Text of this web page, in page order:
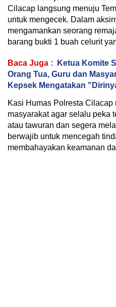
Cilacap langsung menuju
untuk mengecek. Dalam
mengamankan seorang
barang bukti 1 buah celurit
Baca Juga :
Ketua Komite
Orang Tua, Guru dan
Kepsek Mengatakan
Kasi Humas Polresta Cilacap
masyarakat agar selalu peka
atau tawuran dan segera
berwajib untuk mencegah
membahayakan keamanan